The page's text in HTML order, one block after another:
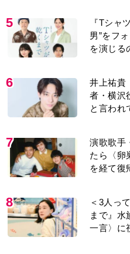
5
『Tシャ
男”をフ
を演じる
6
井上祐貴
者・横沢
と言われ
7
演歌歌手
たら〈卵
を経て復
8
＜3人っ
まで』水
一言〉に